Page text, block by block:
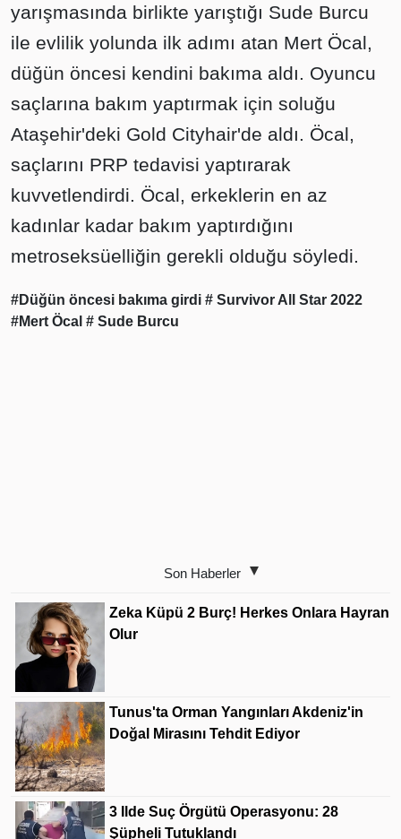
yarışmasında birlikte yarıştığı Sude Burcu
ile evlilik yolunda ilk adımı atan Mert Öcal,
düğün öncesi kendini bakıma aldı. Oyuncu
saçlarına bakım yaptırmak için soluğu
Ataşehir'deki Gold Cityhair'de aldı. Öcal,
saçlarını PRP tedavisi yaptırarak
kuvvetlendirdi. Öcal, erkeklerin en az
kadınlar kadar bakım yaptırdığını
metroseksüelliğin gerekli olduğu söyledi.
#Düğün öncesi bakıma girdi # Survivor All Star 2022
#Mert Öcal # Sude Burcu
Son Haberler
Zeka Küpü 2 Burç! Herkes Onlara Hayran
Olur
Tunus'ta Orman Yangınları Akdeniz'in
Doğal Mirasını Tehdit Ediyor
3 Ilde Suç Örgütü Operasyonu: 28
Şüpheli Tutuklandı